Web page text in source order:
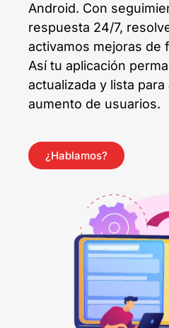
Android. Con
respuesta 24/7,
activamos mejoras de
Así tu aplicación
actualizada y lista
aumento de usuarios.
¿Hablamos?